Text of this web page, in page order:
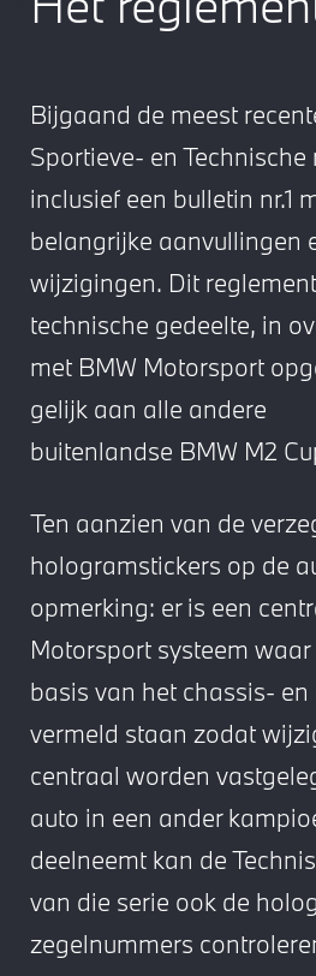
Bijgaand de meest
Sportieve- en
inclusief een bulletin nr.1
belangrijke aanvullingen
wijzigingen. Dit
technische gedeelte, in
met BMW Motorsport
gelijk aan alle andere
buitenlandse BMW M2
Ten aanzien van de
hologramstickers op de
opmerking: er is een
Motorsport systeem
basis van het chassis-
vermeld staan zodat
centraal worden
auto in een ander
deelneemt kan de
van die serie ook de
zegelnummers